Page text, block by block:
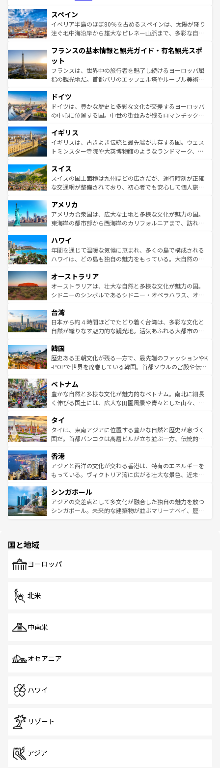
ろん、トスカーナの美しい田園風景やアマルフィ海岸の絶
景など、自然景観も見逃せない。観光の合間には、本場の
ピザやパスタなど、絶品のイタリア料理を堪能することも
ませてくれるイタリアで、忘れられない旅をしてみよう！
なお、新着のイタリア情報は
しい。
スペイン
イベリア半島のほぼ80％を占めるスペインは、太陽が降り
注ぐ地中海沿岸から雄大なピレネー山脈まで、多彩な自然
文化が根付くこの国では、情熱的なフラメンコ、熱気あふ
れる闘牛、そして美味しいタパスが生活の一部となってい
る。首都マドリードの洗練された雰囲気や、バルセロナの
アートに溢れた街角から、地方では古代ローマ遺跡や中世
せる。地方によって風土や気候が異なるスペインはその個
性で訪れる人を魅了する。 なお、新着のスペイン情報は コ
ンテンツ一覧を参照してほしい。
フランスの基本情報と観光ガイド・有名観光スポ
ット
フランスは、世界中の旅行者を魅了し続けるヨーロッパ屈
指の観光地だ。首都パリのエッフェル塔やルーブル美術館
で、幅広い魅力が詰まっている。華麗な宮殿、歴史的な大
聖堂、美しいビーチ、そして豊かな自然が、訪れる者を心
から魅了する。また、フランスは美食の国としても知ら
いる。シャンパンの発祥地であるランス、プロヴァンスの
香り高いラベンダー畑など、多彩な楽しみ方が可能だ。さ
らに、パリ以外の地域にも魅力が溢れており、どの街角に
れる地方に足を運ぶとそれぞれで全く異なる文化を体験で
きるだろう。 なお、新着のフランス情報はコンテンツ一覧
を参照してほしい。
ドイツ
ドイツは、豊かな歴史と多彩な文化が交差するヨーロッパ
の中心に位置する国。中世の街並みが残るロマンチック街
顔を持つこの国は、どこを歩いても飽きることがない。ベ
ルリンの文化的活気、バイエルン州のアルプスの絶景、そ
してライン川沿いのワイン畑といった風景は必見。ビール
は、お酒好きな人にはぜひ体験してほしい。 なお、新着の
ドイツ情報はコンテンツ一覧を参照してほしい。
イギリス
イギリスは、古きよき伝統と最先端が共存する国。ウェス
トミンスター寺院や大英博物館のようなランドマーク、歴
リアごとに異なる魅力がある。また、優雅なアフタヌーン
ティー、ビール好きにはたまらない英国パブ、サッカー観
戦など、本場だからこそできる体験も豊富。イギリスを旅
ンツ一覧を参照してほしい。
スイス
スイスの国土面積は九州ほどの広さだが、運行時刻が正確
な交通網が整備されており、初心者でも安心して個人旅行
の建物がそのまま残る町や、スイスならではのユニークな
博物館もあり、アルプス観光だけでなく町歩きも満喫する
ことができる。国民の所得が高いため物価も高いが、旅行
ば市内交通費無料で観光を楽しむこともできる。 なお、新
着のスイス情報はコンテンツ一覧 を参照してほしい。
アメリカ
アメリカ合衆国は、広大な土地と多様な文化が魅力の国。
東海岸の都市部から西海岸のカリフォルニアまで、訪れる
のような巨大都市は、観光、ショッピング、エンターテイ
ンメントが詰まった刺激的なスポットだ。一方、アメリカ
西部には大自然が広がり、グランドキャニオンやイエロー
部のニューオーリンズでは、音楽と美食が融合した独特の
文化が魅力。旅行者はアメリカの各地域で異なる魅力を楽
しみながら、その多様性と豊かな歴史を感じることができ
ならではの贅沢な旅のスタイルだ。 なお、新着のアメリカ
情報はコンテンツ一覧を参照してほしい。
ハワイ
年間を通じて温暖な気候に恵まれ、多くの島で構成される
ハワイは、どの島も独自の魅力をもっている。大自然の神
ワイ島は見逃せない。また、定番の観光地といえばオアフ
島だが、静かな自然を求めるならマウイ島やカウアイ島が
おすすめ。エメラルドグリーンに輝く海をはじめ、豊かな
れるおもてなしの心で訪れる人々を迎えてくれるハワイの
人々、おいしいローカルフードやハワイアンミュージッ
ク、伝統的なフラダンスなど、すべてがハワイの魅力を彩
ワイを、存分に味わってほしい。 なお、新着のハワイ情報
はコンテンツ一覧を参照してほしい。
オーストラリア
オーストラリアは、壮大な自然と多様な文化が魅力の国。
シドニーのシンボルであるシドニー・オペラハウス、オー
リアリーフや大陸中央部にそびえるウルル（エアーズロッ
ク）、タスマニアの美しい原生林やケアンズの熱帯雨林な
ど、見どころがたくさん。また、カフェやワイン、オージ
いる。アクティビティも充実しており、サーフィンやダイ
ビング、ハイキングなど、アウトドア好きにはたまらな
い。オーストラリアの多彩な魅力を存分に味わいつくそ
参照してほしい。
台湾
日本から約４時間ほどでたどり着く台湾は、多彩な文化と
自然が織りなす魅力的な観光地。活気あふれる大都市の台
ン）、静ひつな山岳地帯である台湾東部など、都市の喧騒
と山間の静けさが共存しており、訪れる人に新しい発見と
驚きをもたらしてくれる。また、奥深い台湾の食文化も魅
容にもいいと評判のスイーツなど、バラエティ豊かな料理
が味わえる。 なお、新着の台湾情報は コンテンツ一覧を参
照してほしい。
韓国
歴史ある王朝文化が残る一方で、最先端のファッションやK
-POPで世界を席巻している韓国。首都ソウルの宮殿や伝統
き、地方に足を延ばせば四季折々の自然美を楽しむことが
できる。そして、キムチや焼肉、絶品のストリートフード
まで、さまざまな韓国料理が待っている。夜には、韓国な
リティに包まれながら、韓国の多彩な魅力を心ゆくまで味
わってみてほしい。 なお、新着の韓国情報はコンテンツ一
覧を参照してほしい。
ベトナム
豊かな自然と多様な文化が魅力的なベトナム。南北に細長
く伸びる国土には、広大な田園風景や青々とした山々、世
急速な発展と共に伝統が息づく。ハノイの古い町並みやホ
ーチミン市のフランス統治時代の建物も、独特の雰囲気を
醸し出している。また、バラエティの豊かさとおいしさで
とつ。フォーやバインミー、ベトナムコーヒーなどは、ぜ
ひ現地で味わいたい。どの地域を訪れてもあたたかい人々
が旅行者を迎えてくれるので、きっと忘れられない旅にな
参照してほしい。
タイ
タイは、東南アジアに位置する豊かな自然と歴史が息づく
国だ。首都バンコクは高層ビルが立ち並ぶ一方、伝統的な
の活気が交差している。北部ではチェンマイなどの山岳地
帯で自然と触れ合い、南部ではプーケットやクラビの美し
いビーチでリゾート気分を楽しむことができる。タイ料理
激する。気候は一年中温暖で、どの季節にも異なる楽しみ
が待っている。親しみやすいタイの人々、仏教を中心とし
た文化、そして多様な観光資源が、訪れる旅人を魅了し続
香港
アジアと西洋の文化が交わる香港は、特有のエネルギーを
もっている。ヴィクトリア湾に広がる壮大な景色、近未来
み、どこを訪れても感動するはず。観光スポットが密集し
ており、効率よく見どころを回れるのも魅力。息をのむよ
うな絶景から文化的な体験まで、香港を存分に楽しみ尽く
シンガポール
アジアの交差点として多文化が融合した独自の魅力を放つ
シンガポール。未来的な建築物が並ぶマリーナベイ、歴史
で、ホーカーズは地元の風情を楽しめる外せないスポット
国と地域
ヨーロッパ
北米
中南米
オセアニア
ハワイ
リゾート
アジア